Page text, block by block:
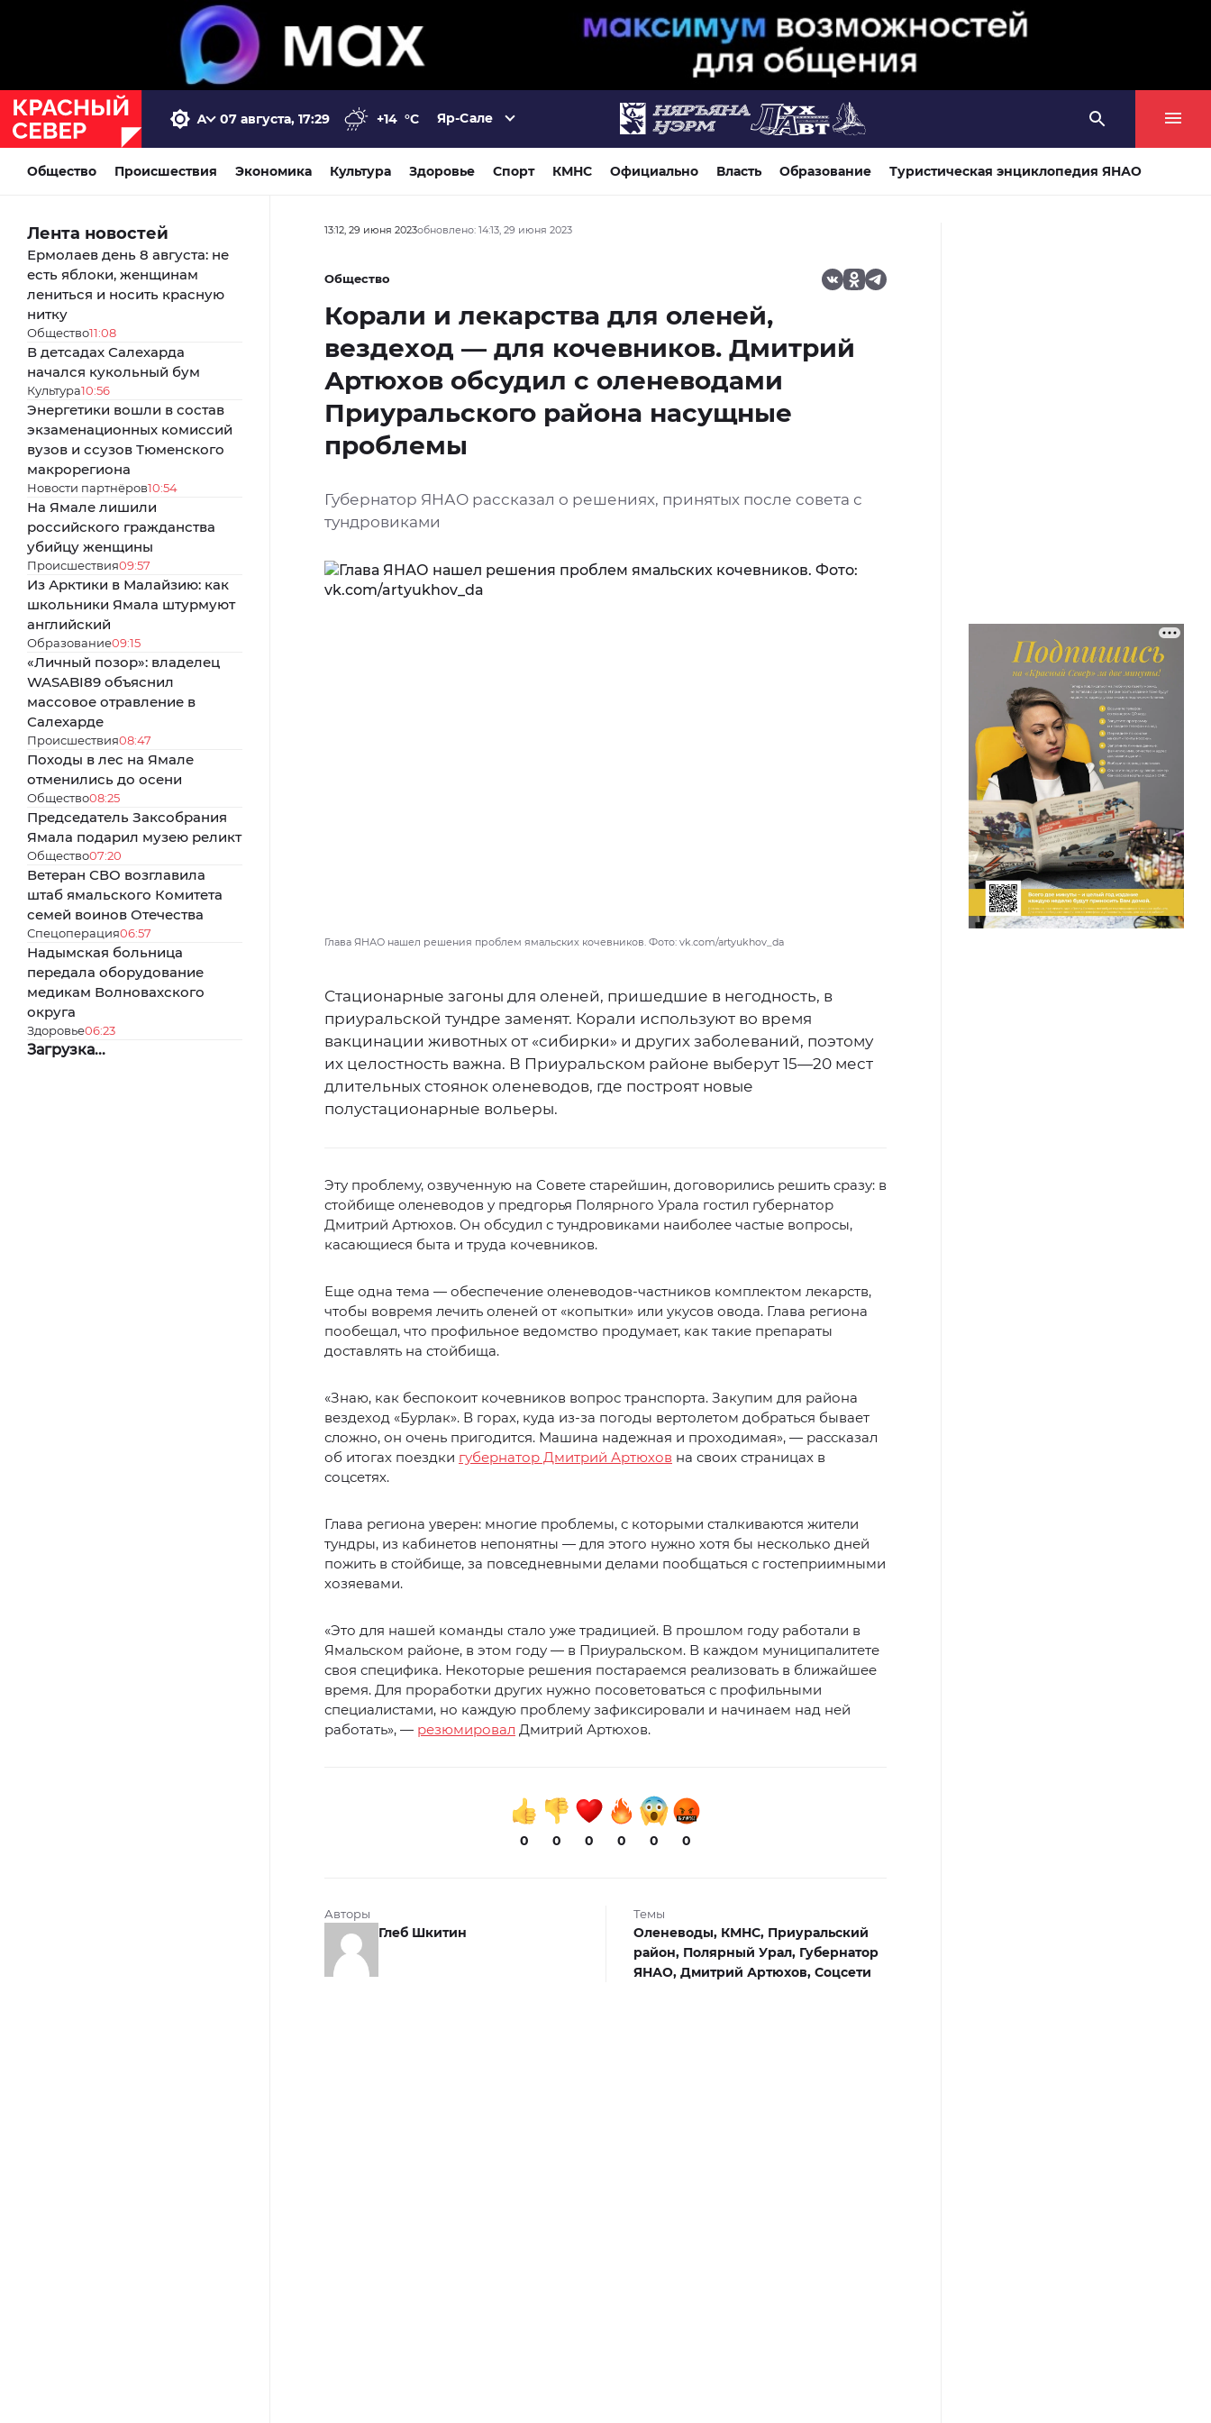
07 августа, 17:29 +14 °C Яр-Сале
Общество Происшествия Экономика Культура Здоровье Спорт КМНС Официально Власть Образование Туристическая энциклопедия ЯНАО
Лента новостей
Ермолаев день 8 августа: не
есть яблоки, женщинам
лениться и носить красную
нитку
Общество11:08
В детсадах Салехарда
начался кукольный бум
Культура10:56
Энергетики вошли в состав
экзаменационных комиссий
вузов и ссузов Тюменского
макрорегиона
Новости партнёров10:54
На Ямале лишили
российского гражданства
убийцу женщины
Происшествия09:57
Из Арктики в Малайзию: как
школьники Ямала штурмуют
английский
Образование09:15
«Личный позор»: владелец
WASABI89 объяснил
массовое отравление в
Салехарде
Происшествия08:47
Походы в лес на Ямале
отменились до осени
Общество08:25
Председатель Заксобрания
Ямала подарил музею реликт
Общество07:20
Ветеран СВО возглавила
штаб ямальского Комитета
семей воинов Отечества
Спецоперация06:57
Надымская больница
передала оборудование
медикам Волновахского
округа
Здоровье06:23
Загрузка...
13:12, 29 июня 2023обновлено: 14:13, 29 июня 2023
Общество
Корали и лекарства для оленей,
вездеход — для кочевников. Дмитрий
Артюхов обсудил с оленеводами
Приуральского района насущные
проблемы
Губернатор ЯНАО рассказал о решениях, принятых после совета с
тундровиками
Глава ЯНАО нашел решения проблем ямальских кочевников. Фото: vk.com/artyukhov_da
Стационарные загоны для оленей, пришедшие в негодность, в
приуральской тундре заменят. Корали используют во время
вакцинации животных от «сибирки» и других заболеваний, поэтому
их целостность важна. В Приуральском районе выберут 15—20 мест
длительных стоянок оленеводов, где построят новые
полустационарные вольеры.
Эту проблему, озвученную на Совете старейшин, договорились решить сразу: в
стойбище оленеводов у предгорья Полярного Урала гостил губернатор
Дмитрий Артюхов. Он обсудил с тундровиками наиболее частые вопросы,
касающиеся быта и труда кочевников.
Еще одна тема — обеспечение оленеводов-частников комплектом лекарств,
чтобы вовремя лечить оленей от «копытки» или укусов овода. Глава региона
пообещал, что профильное ведомство продумает, как такие препараты
доставлять на стойбища.
«Знаю, как беспокоит кочевников вопрос транспорта. Закупим для района
вездеход «Бурлак». В горах, куда из-за погоды вертолетом добраться бывает
сложно, он очень пригодится. Машина надежная и проходимая», — рассказал
об итогах поездки губернатор Дмитрий Артюхов на своих страницах в
соцсетях.
Глава региона уверен: многие проблемы, с которыми сталкиваются жители
тундры, из кабинетов непонятны — для этого нужно хотя бы несколько дней
пожить в стойбище, за повседневными делами пообщаться с гостеприимными
хозяевами.
«Это для нашей команды стало уже традицией. В прошлом году работали в
Ямальском районе, в этом году — в Приуральском. В каждом муниципалитете
своя специфика. Некоторые решения постараемся реализовать в ближайшее
время. Для проработки других нужно посоветоваться с профильными
специалистами, но каждую проблему зафиксировали и начинаем над ней
работать», — резюмировал Дмитрий Артюхов.
0 0 0 0 0 0
Авторы
Глеб Шкитин
Темы
Оленеводы, КМНС, Приуральский
район, Полярный Урал, Губернатор
ЯНАО, Дмитрий Артюхов, Соцсети